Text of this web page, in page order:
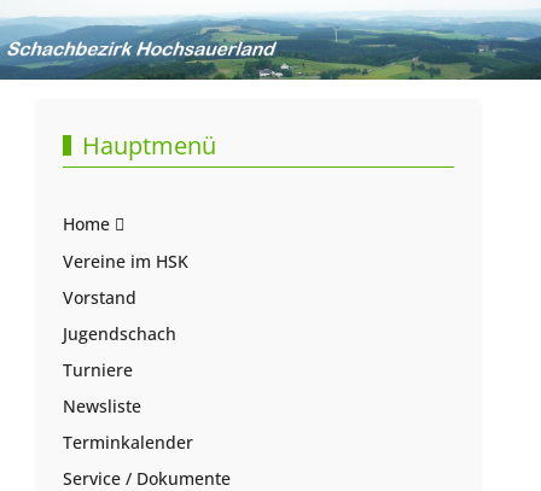
Hauptmenü
Home
Vereine im HSK
Vorstand
Jugendschach
Turniere
Newsliste
Terminkalender
Service / Dokumente